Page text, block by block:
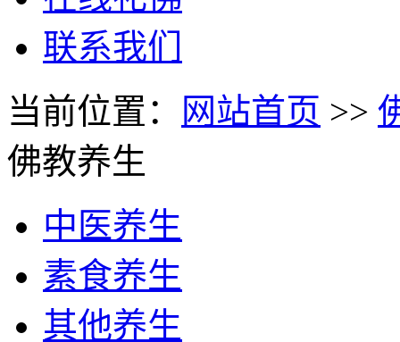
联系我们
当前位置：
网站首页 >>
佛教养生
中医养生
素食养生
其他养生